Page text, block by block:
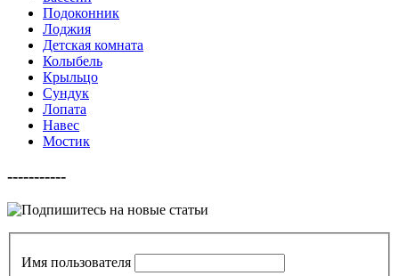
Подоконник
Лоджия
Детская комната
Колыбель
Крыльцо
Сундук
Лопата
Навес
Мостик
-----------
Имя пользователя